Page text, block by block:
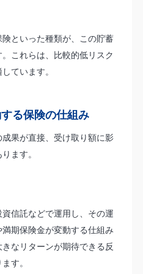
といった種類が、この貯蓄
これらは、比較的低リスク
ています。
る保険の仕組み
果が直接、受け取り額に影
ます。
信託などで運用し、その運
期保険金が変動する仕組み
なリターンが期待できる反
す。